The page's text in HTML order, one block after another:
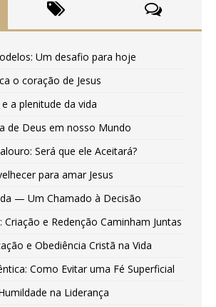
Um desafio para hoje
o coração de Jesus
a plenitude da vida
de Deus em nosso Mundo
Será que ele Aceitará?
para amar Jesus
— Um Chamado à Decisão
Criação e Redenção Caminham Juntas
e Obediência Cristã na Vida
Como Evitar uma Fé Superficial
na Liderança